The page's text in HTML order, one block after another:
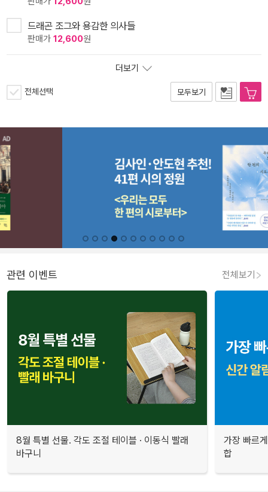
드래곤 조그와 용감한 의사들
판매가 12,600원
더보기
전체선택 모두보기
관련 이벤트 전체보기
8월 특별 선물. 각도 조절 테이블 · 이동식 빨래
바구니
가장 빠르
합